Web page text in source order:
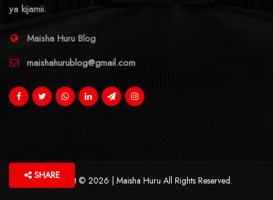
ya kijamii.
Maisha Huru Blog
maishahurublog@gmail.com
Copyright © 2026 | Maisha Huru All Rights Reserved.
SHARE